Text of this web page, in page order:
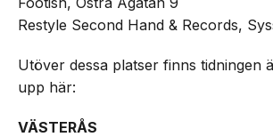
Restyle Second Hand & Records,
Utöver dessa platser finns tidningen
upp här:
VÄSTERÅS